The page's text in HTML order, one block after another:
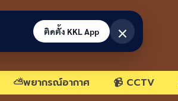
⛅พยากรณ์อากาศ 📹 CCTV
ติดตั้ง KKL App ×